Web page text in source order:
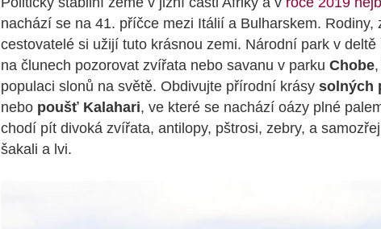
nachází se na 41. příčce mezi Itálií a Bulharskem. Rodiny,
cestovatelé si užijí tuto krásnou zemi. Národní park v deltě
na člunech pozorovat zvířata nebo savanu v parku Chobe
populaci slonů na světě. Obdivujte přírodní krásy solných
nebo poušť Kalahari, ve které se nachází oázy plné
chodí pít divoká zvířata, antilopy, pštrosi, zebry, a
šakali a lvi.